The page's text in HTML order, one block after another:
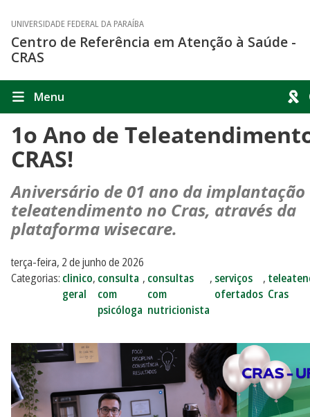
UNIVERSIDADE FEDERAL DA PARAÍBA
Centro de Referência em Atenção à Saúde -
CRAS
Menu
1o Ano de
CRAS!
Aniversário de 01 ano da implantação
teleatendimento no Cras, através da
plataforma wisecare.
terça-feira, 2 de junho de 2026
Categorias: clinico
geral
, consulta
com
psicóloga
, consultas
com
nutricionista
, serviços
ofertados
,
Cras